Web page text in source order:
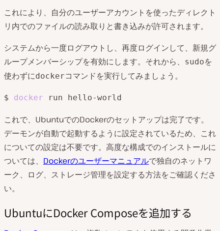
これにより、自分のユーザーアカウントを使ったディレクト
リ内でのファイルの読み取りと書き込みが許可されます。
システムから一度ログアウトし、再度ログインして、新規グ
ループメンバーシップを有効にします。それから、
sudoを
使わずにdockerコマンドを実行してみましょう。
$ docker
これで、UbuntuでのDockerのセットアップは完了です。
デーモンが自動で起動するように設定されているため、これ
についての設定は不要です。高度な構成でのインストールに
ついては、 Dockerのユーザーマニュアルで独自のネットワ
ーク、ログ、ストレージ管理を設定する方法をご確認くださ
い。
UbuntuにDocker Composeを追加する